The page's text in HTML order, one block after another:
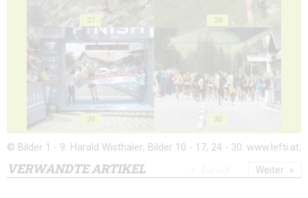
27 28
29 30
© Bilder 1 - 9: Harald Wisthaler; Bilder 10 - 17, 24 - 30: www.lefti.at;
VERWANDTE ARTIKEL Weiter